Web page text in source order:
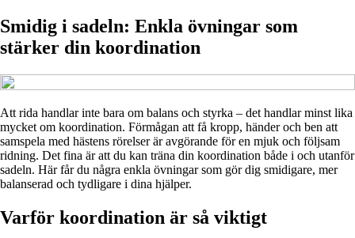
Smidig i sadeln: Enkla övningar som
stärker din koordination
Att rida handlar inte bara om balans och styrka – det handlar minst lika
mycket om koordination. Förmågan att få kropp, händer och ben att
samspela med hästens rörelser är avgörande för en mjuk och följsam
ridning. Det fina är att du kan träna din koordination både i och utanför
sadeln. Här får du några enkla övningar som gör dig smidigare, mer
balanserad och tydligare i dina hjälper.
Varför koordination är så viktigt